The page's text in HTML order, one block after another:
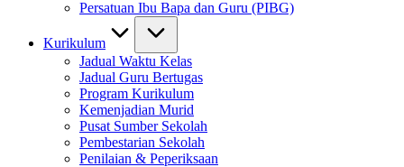
Persatuan Ibu Bapa dan Guru (PIBG)
Kurikulum
Jadual Waktu Kelas
Jadual Guru Bertugas
Program Kurikulum
Kemenjadian Murid
Pusat Sumber Sekolah
Pembestarian Sekolah
Penilaian & Peperiksaan